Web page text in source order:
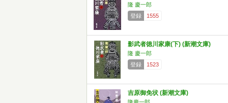
隆 慶一郎
登録
1555
影武者徳川家康(下) (新潮文庫)
隆 慶一郎
登録
1523
吉原御免状 (新潮文庫)